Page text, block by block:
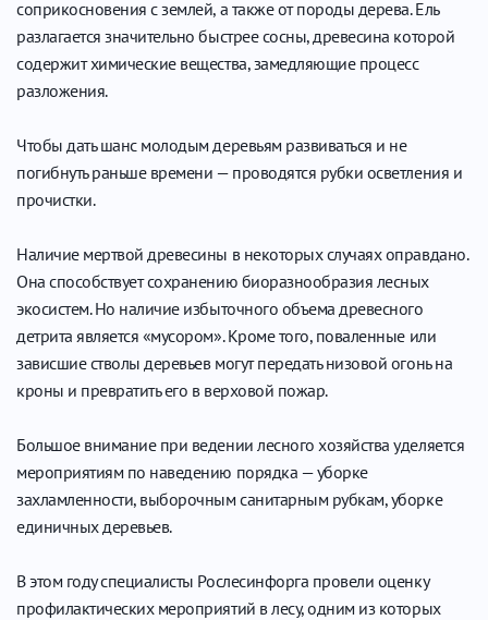
соприкосновения с землей, а также от породы дерева. Ель
разлагается значительно быстрее сосны, древесина которой
содержит химические вещества, замедляющие процесс
разложения.
Чтобы дать шанс молодым деревьям развиваться и не
погибнуть раньше времени — проводятся рубки осветления и
прочистки.
Наличие мертвой древесины в некоторых случаях оправдано.
Она способствует сохранению биоразнообразия лесных
экосистем. Но наличие избыточного объема древесного
детрита является «мусором». Кроме того, поваленные или
зависшие стволы деревьев могут передать низовой огонь на
кроны и превратить его в верховой пожар.
Большое внимание при ведении лесного хозяйства уделяется
мероприятиям по наведению порядка — уборке
захламленности, выборочным санитарным рубкам, уборке
единичных деревьев.
В этом году специалисты Рослесинфорга провели оценку
профилактических мероприятий в лесу, одним из которых